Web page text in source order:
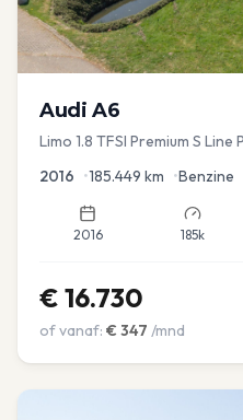
Audi A6
Limo 1.8 TFSI Premium S
2016 •185.449 km •Benzine
2016 185k
€ 16.730
of vanaf: € 347 /mnd